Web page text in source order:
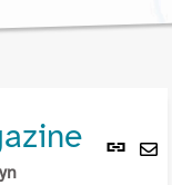
Lien